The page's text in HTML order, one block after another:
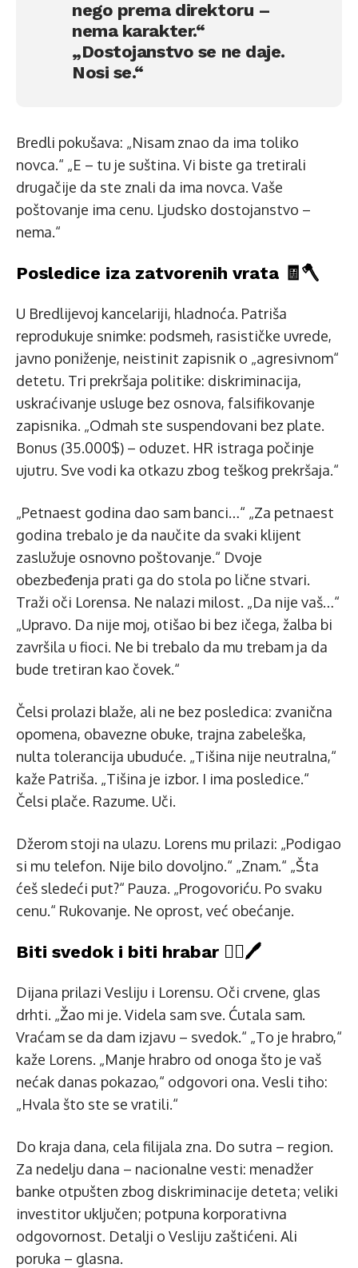
nego prema direktoru –
nema karakter.“
„Dostojanstvo se ne daje.
Nosi se.“
Bredli pokušava: „Nisam znao da ima toliko
novca.“ „E – tu je suština. Vi biste ga tretirali
drugačije da ste znali da ima novca. Vaše
poštovanje ima cenu. Ljudsko dostojanstvo –
nema.“
Posledice iza zatvorenih vrata 🧾🪓
U Bredlijevoj kancelariji, hladnoća. Patriša
reprodukuje snimke: podsmeh, rasističke uvrede,
javno poniženje, neistinit zapisnik o „agresivnom“
detetu. Tri prekršaja politike: diskriminacija,
uskraćivanje usluge bez osnova, falsifikovanje
zapisnika. „Odmah ste suspendovani bez plate.
Bonus (35.000$) – oduzet. HR istraga počinje
ujutru. Sve vodi ka otkazu zbog teškog prekršaja.“
„Petnaest godina dao sam banci…“ „Za petnaest
godina trebalo je da naučite da svaki klijent
zaslužuje osnovno poštovanje.“ Dvoje
obezbeđenja prati ga do stola po lične stvari.
Traži oči Lorensa. Ne nalazi milost. „Da nije vaš…“
„Upravo. Da nije moj, otišao bi bez ičega, žalba bi
završila u fioci. Ne bi trebalo da mu trebam ja da
bude tretiran kao čovek.“
Čelsi prolazi blaže, ali ne bez posledica: zvanična
opomena, obavezne obuke, trajna zabeleška,
nulta tolerancija ubuduće. „Tišina nije neutralna,“
kaže Patriša. „Tišina je izbor. I ima posledice.“
Čelsi plače. Razume. Uči.
Džerom stoji na ulazu. Lorens mu prilazi: „Podigao
si mu telefon. Nije bilo dovoljno.“ „Znam.“ „Šta
ćeš sledeći put?“ Pauza. „Progovoriću. Po svaku
cenu.“ Rukovanje. Ne oprost, već obećanje.
Biti svedok i biti hrabar 🧍‍♀️🖊️
Dijana prilazi Vesliju i Lorensu. Oči crvene, glas
drhti. „Žao mi je. Videla sam sve. Ćutala sam.
Vraćam se da dam izjavu – svedok.“ „To je hrabro,“
kaže Lorens. „Manje hrabro od onoga što je vaš
nećak danas pokazao,“ odgovori ona. Vesli tiho:
„Hvala što ste se vratili.“
Do kraja dana, cela filijala zna. Do sutra – region.
Za nedelju dana – nacionalne vesti: menadžer
banke otpušten zbog diskriminacije deteta; veliki
investitor uključen; potpuna korporativna
odgovornost. Detalji o Vesliju zaštićeni. Ali
poruka – glasna.